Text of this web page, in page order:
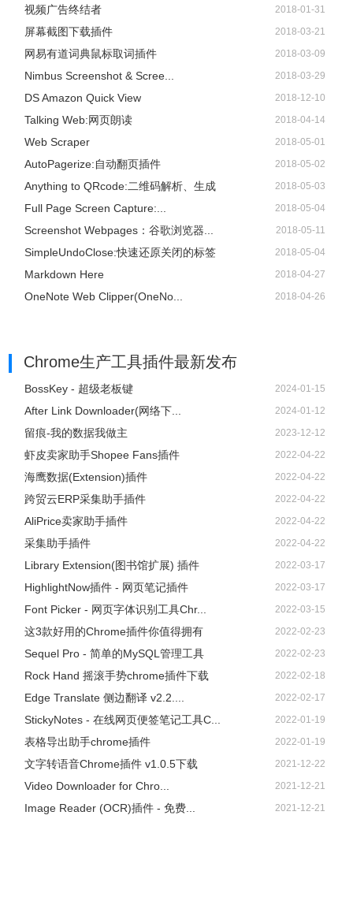
视频广告终结者 2018-01-31
屏幕截图下载插件 2018-03-21
网易有道词典鼠标取词插件 2018-03-09
Nimbus Screenshot & Scree... 2018-03-29
DS Amazon Quick View 2018-12-10
Talking Web:网页朗读 2018-04-14
Web Scraper 2018-05-01
AutoPagerize:自动翻页插件 2018-05-02
Anything to QRcode:二维码解析、生成 2018-05-03
Full Page Screen Capture:... 2018-05-04
Screenshot Webpages：谷歌浏览器... 2018-05-11
SimpleUndoClose:快速还原关闭的标签 2018-05-04
Markdown Here 2018-04-27
OneNote Web Clipper(OneNo... 2018-04-26
Chrome生产工具插件最新发布
BossKey - 超级老板键 2024-01-15
After Link Downloader(网络下... 2024-01-12
留痕-我的数据我做主 2023-12-12
虾皮卖家助手Shopee Fans插件 2022-04-22
海鹰数据(Extension)插件 2022-04-22
跨贸云ERP采集助手插件 2022-04-22
AliPrice卖家助手插件 2022-04-22
采集助手插件 2022-04-22
Library Extension(图书馆扩展) 插件 2022-03-17
HighlightNow插件 - 网页笔记插件 2022-03-17
Font Picker - 网页字体识别工具Chr... 2022-03-15
这3款好用的Chrome插件你值得拥有 2022-02-23
Sequel Pro - 简单的MySQL管理工具 2022-02-23
Rock Hand 摇滚手势chrome插件下载 2022-02-18
Edge Translate 侧边翻译 v2.2.... 2022-02-17
StickyNotes - 在线网页便签笔记工具C... 2022-01-19
表格导出助手chrome插件 2022-01-19
文字转语音Chrome插件 v1.0.5下载 2021-12-22
Video Downloader for Chro... 2021-12-21
Image Reader (OCR)插件 - 免费... 2021-12-21